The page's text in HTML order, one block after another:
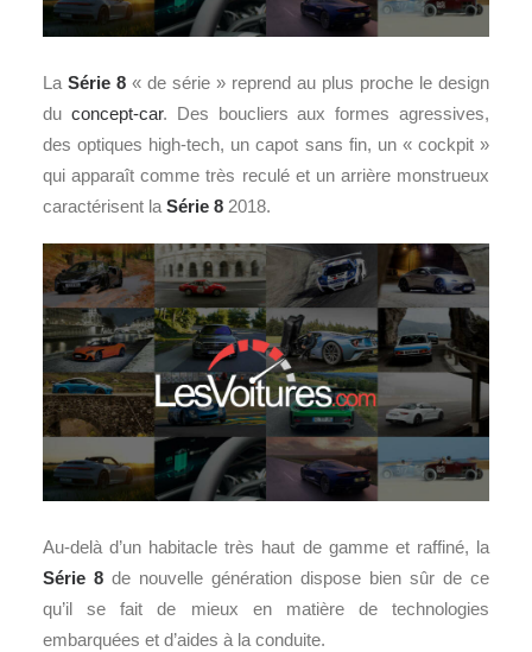
La Série 8 « de série » reprend au plus proche le design
du concept-car. Des boucliers aux formes agressives,
des optiques high-tech, un capot sans fin, un « cockpit »
qui apparaît comme très reculé et un arrière monstrueux
caractérisent la Série 8 2018.
Au-delà d’un habitacle très haut de gamme et raffiné, la
Série 8 de nouvelle génération dispose bien sûr de ce
qu’il se fait de mieux en matière de technologies
embarquées et d’aides à la conduite.